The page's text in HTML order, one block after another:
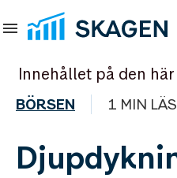
Innehållet på den
BÖRSEN 1 MIN